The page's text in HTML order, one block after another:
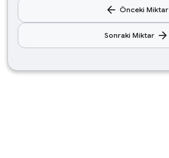
arrow_back Önceki Miktar
Sonraki Miktar arrow_forward